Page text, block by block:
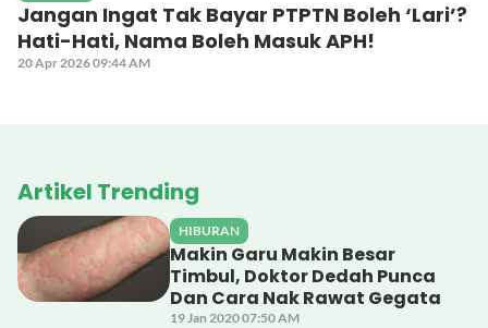
Jangan Ingat Tak Bayar PTPTN Boleh ‘Lari’?
Hati-Hati, Nama Boleh Masuk APH!
20 Apr 2026 09:44 AM
Artikel Trending
HIBURAN
Makin Garu Makin Besar
Timbul, Doktor Dedah Punca
Dan Cara Nak Rawat Gegata
19 Jan 2020 07:50 AM